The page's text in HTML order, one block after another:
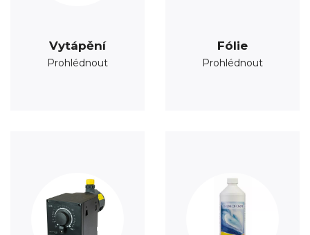
Vytápění
Prohlédnout
Fólie
Prohlédnout